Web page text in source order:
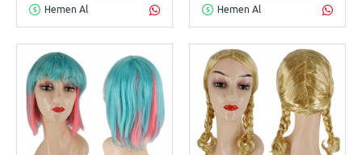
Hemen Al Hemen Al